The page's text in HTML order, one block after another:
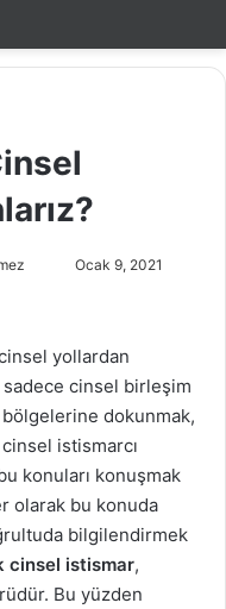
e
-
p
o
Ocak 9, 2021
yollardan
sadece cinsel birleşim
dokunmak,
istismarcı
konuları konuşmak
olarak bu konuda
bilgilendirmek
cinsel istismar,
Bu yüzden